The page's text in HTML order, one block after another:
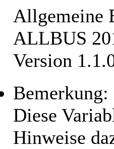
Allgemeine
ALLBUS
Version
Bemerkung:
Diese
Hinweise